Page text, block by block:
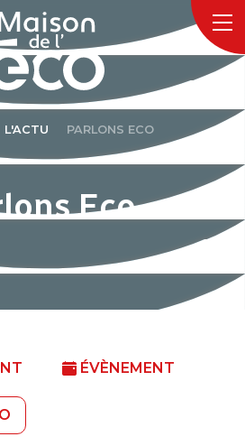
L'ACTU PARLONS ECO
Eco
ÉVÈNEMENT